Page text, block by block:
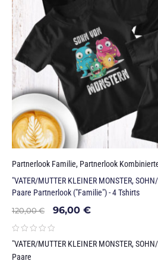
Partnerlook Familie, Partnerlook
"VATER/MUTTER KLEINER MONSTER,
Paare Partnerlook ("Familie") - 4 Tshirts
120,00€ 96,00 €
"VATER/MUTTER KLEINER MONSTER,
Paare